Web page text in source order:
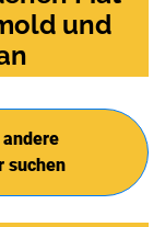
und
suchen